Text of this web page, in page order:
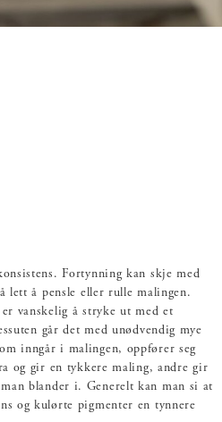
Fortynning kan skje med
lett å pensle eller rulle malingen.
vanskelig å stryke ut med et
går det med unødvendig mye
inngår i malingen, oppfører seg
og gir en tykkere maling, andre gir
blander i. Generelt kan man si at
og kulørte pigmenter en tynnere